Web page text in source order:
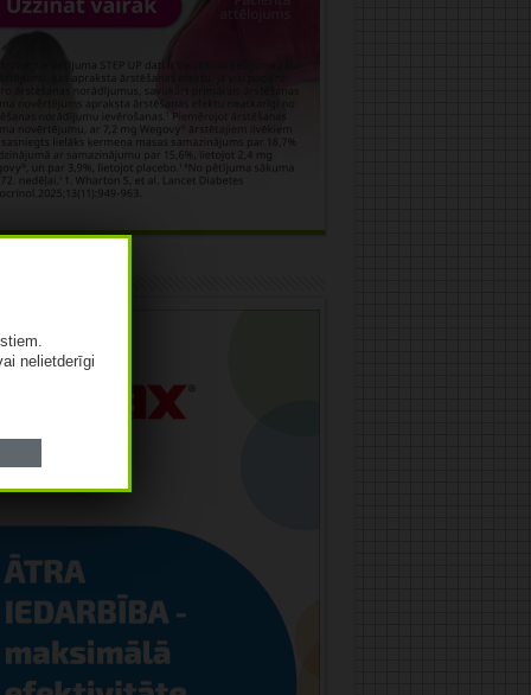
nelietderīgi